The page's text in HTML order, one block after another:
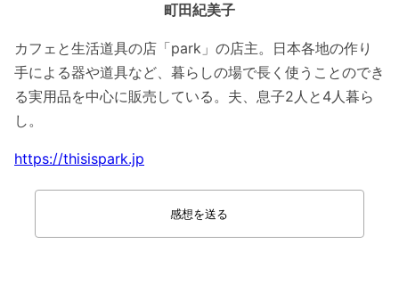
町田紀美子
カフェと生活道具の店「park」の店主。日本各地の作り
手による器や道具など、暮らしの場で長く使うことのでき
る実用品を中心に販売している。夫、息子2人と4人暮ら
し。
https://thisispark.jp
感想を送る